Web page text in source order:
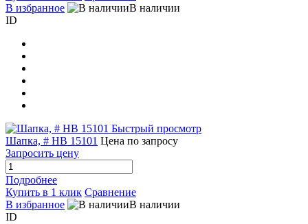
В избранное
В наличии
ID
Быстрый просмотр
Шапка, # HB 15101 Цена по запросу
Запросить цену
Подробнее
Купить в 1 клик Сравнение
В избранное
В наличии
ID